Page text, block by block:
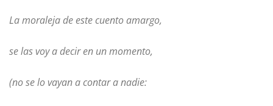
La moraleja de este cuento amargo,
se las voy a decir en un momento,
(no se lo vayan a contar a nadie: